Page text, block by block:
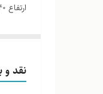
ارتفاع ۴۰طول ۳۵عرض ۲۰
نقد و